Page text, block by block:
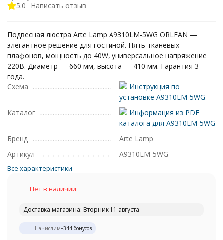
5.0 Написать отзыв
Подвесная люстра Arte Lamp A9310LM-5WG ORLEAN —
элегантное решение для гостиной. Пять тканевых
плафонов, мощность до 40W, универсальное напряжение
220В. Диаметр — 660 мм, высота — 410 мм. Гарантия 3
года.
Схема
Инструкция по
установке A9310LM-5WG
Каталог
Информация из PDF
каталога для A9310LM-5WG
Бренд
Arte Lamp
Артикул
A9310LM-5WG
Все характеристики
Нет в наличии
Доставка магазина: Вторник 11 августа
Начислим+344 бонусов